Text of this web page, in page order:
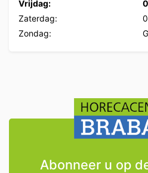
Vrijdag:
Zaterdag:
Zondag:
Abonneer u op